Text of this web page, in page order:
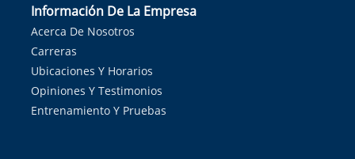
Información De La Empresa
Acerca De Nosotros
Carreras
Ubicaciones Y Horarios
Opiniones Y Testimonios
Entrenamiento Y Pruebas